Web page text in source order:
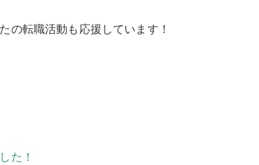
の転職活動も応援しています！
た！